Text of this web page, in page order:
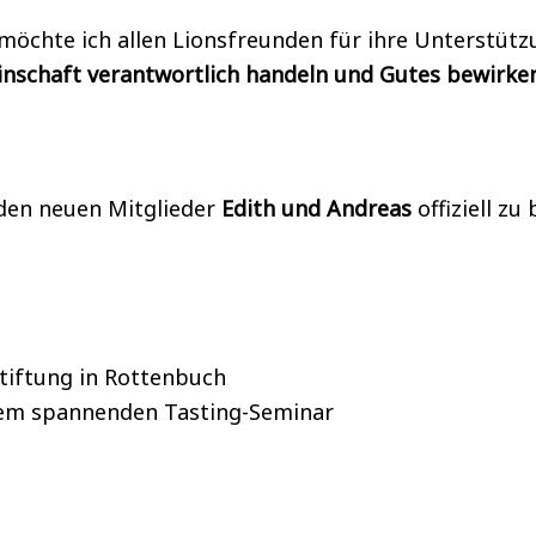
ich allen Lionsfreunden für ihre
verantwortlich handeln und Gutes
neuen Mitglieder Edith und Andreas offiziell zu
in Rottenbuch
spannenden Tasting-Seminar